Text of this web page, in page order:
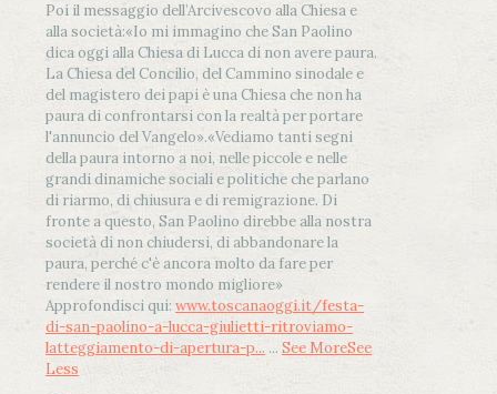
Poi il messaggio dell’Arcivescovo alla Chiesa e
alla società:«Io mi immagino che San Paolino
dica oggi alla Chiesa di Lucca di non avere paura.
La Chiesa del Concilio, del Cammino sinodale e
del magistero dei papi è una Chiesa che non ha
paura di confrontarsi con la realtà per portare
l'annuncio del Vangelo».«Vediamo tanti segni
della paura intorno a noi, nelle piccole e nelle
grandi dinamiche sociali e politiche che parlano
di riarmo, di chiusura e di remigrazione. Di
fronte a questo, San Paolino direbbe alla nostra
società di non chiudersi, di abbandonare la
paura, perché c'è ancora molto da fare per
rendere il nostro mondo migliore»
Approfondisci qui: www.toscanaoggi.it/festa-
di-san-paolino-a-lucca-giulietti-ritroviamo-
latteggiamento-di-apertura-p... ... See MoreSee
Less